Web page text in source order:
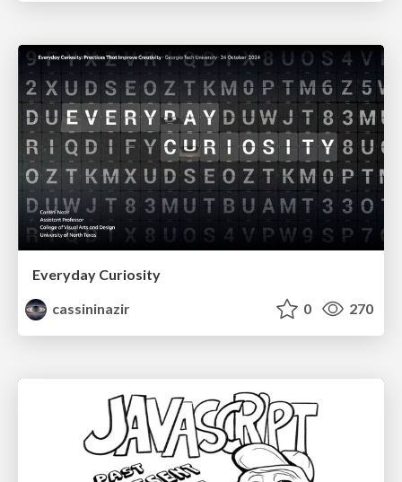
Everyday Curiosity
cassininazir
0 270